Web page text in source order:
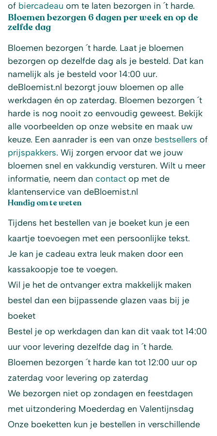
of biercadeau om te laten bezorgen in ´t harde.
Bloemen bezorgen 6 dagen per week en op de
zelfde dag
Bloemen bezorgen ´t harde. Laat je bloemen
bezorgen op dezelfde dag als je besteld. Dat kan
namelijk als je besteld voor 14:00 uur.
deBloemist.nl bezorgt jouw bloemen op alle
werkdagen én op zaterdag. Bloemen bezorgen ´t
harde is nog nooit zo eenvoudig geweest. Bekijk
alle voorbeelden op onze website en maak uw
keuze. Een aanrader is een van onze bestsellers of
prijspakkers. Wij zorgen ervoor dat we jouw
bloemen snel en vakkundig versturen. Wilt u meer
informatie, neem dan contact op met de
klantenservice van deBloemist.nl
Handig om te weten
Tijdens het bestellen van je boeket kun je een
kaartje toevoegen met een persoonlijke tekst.
Je kan je cadeau extra leuk maken door een
kassakoopje toe te voegen.
Wil je het de ontvanger extra makkelijk maken
bestel dan een bijpassende glazen vaas bij je
boeket
Bestel je op werkdagen dan kan dit vaak tot 14:00
uur voor levering dezelfde dag in ´t harde.
Bloemen bezorgen ´t harde kan tot 12:00 uur op
zaterdag voor levering op zaterdag
We bezorgen niet op zondagen en feestdagen
met uitzondering Moederdag en Valentijnsdag
Onze boeketten kun je bestellen in verschillende